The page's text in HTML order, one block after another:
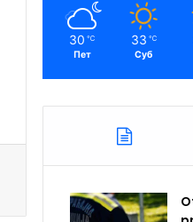
30 ℃
Пет
33 ℃
Суб